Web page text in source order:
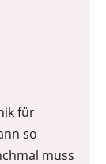
für
so
muss